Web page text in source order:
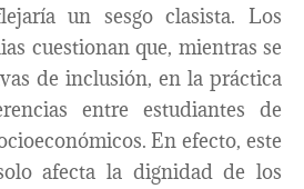
un sesgo clasista. Los
cuestionan que, mientras se
de inclusión, en la práctica
entre estudiantes de
En efecto, este
afecta la dignidad de los